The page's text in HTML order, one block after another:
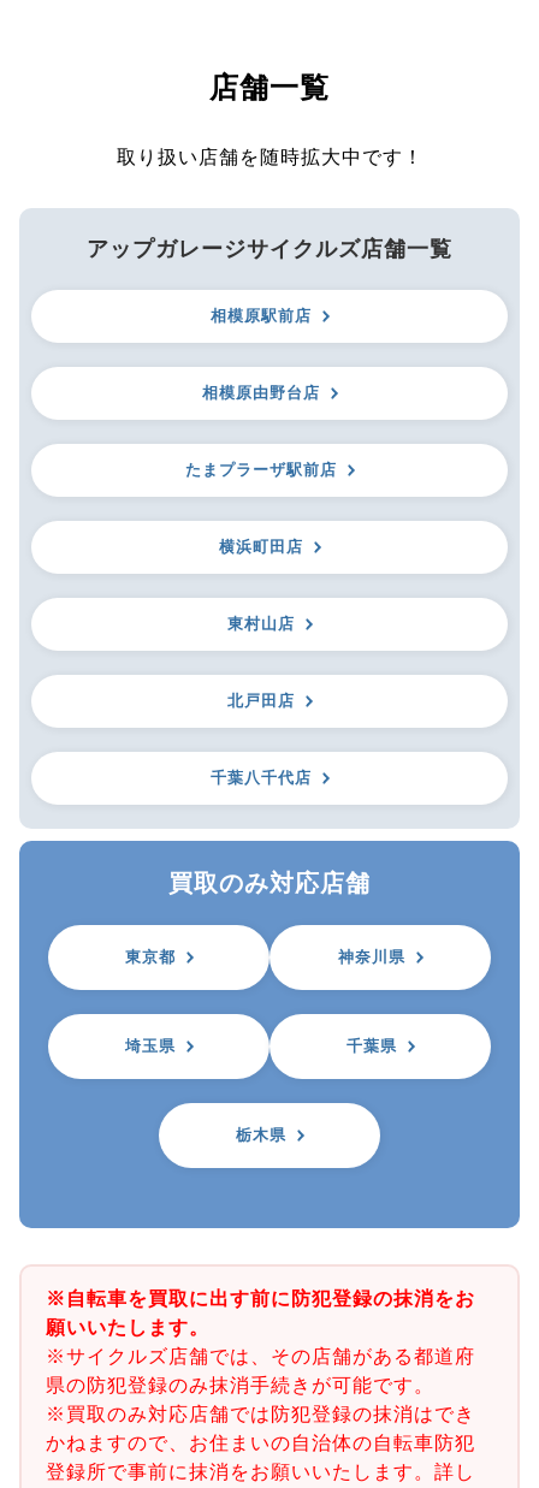
店舗一覧
取り扱い店舗を随時拡大中です！
アップガレージサイクルズ店舗一覧
相模原駅前店
相模原由野台店
たまプラーザ駅前店
横浜町田店
東村山店
北戸田店
千葉八千代店
買取のみ対応店舗
東京都 神奈川県
埼玉県 千葉県
栃木県
※自転車を買取に出す前に防犯登録の抹消をお
願いいたします。
※サイクルズ店舗では、その店舗がある都道府
県の防犯登録のみ抹消手続きが可能です。
※買取のみ対応店舗では防犯登録の抹消はでき
かねますので、お住まいの自治体の自転車防犯
登録所で事前に抹消をお願いいたします。詳し